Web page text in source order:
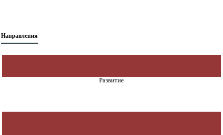
Направления
Развитие